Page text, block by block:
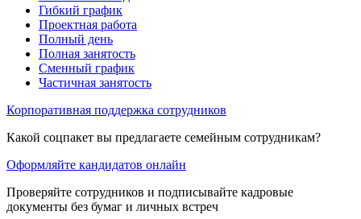
Гибкий график
Проектная работа
Полный день
Полная занятость
Сменный график
Частичная занятость
Корпоративная поддержка сотрудников
Какой соцпакет вы предлагаете семейным сотрудникам?
Оформляйте кандидатов онлайн
Проверяйте сотрудников и подписывайте кадровые
документы без бумаг и личных встреч